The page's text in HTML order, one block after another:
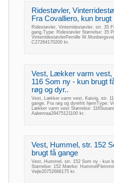
Ridestøvler,
Fra Covalliero, kun brugt
Ridestøvler, Vinterridestøvler, str. 35
gang.Type: Ridestøvler Størrelse: 35
VinterridestøvlerPernille
C27264170200 kr.
Vest, Lækker varm vest,
116 Som ny - kun brugt
røg og dyr..
Vest, Lækker varm vest, Katvig, str.
gange. Fra røg og dyrefrit hjemType:
Lækker varm vest Størrelse:
Aabenraa29475121100 kr.
Vest, Hummel, str. 152
brugt få gange
Vest, Hummel, str. 152 Som ny - kun
Størrelse: 152 Mærke:
Vejle20752666175 kr.